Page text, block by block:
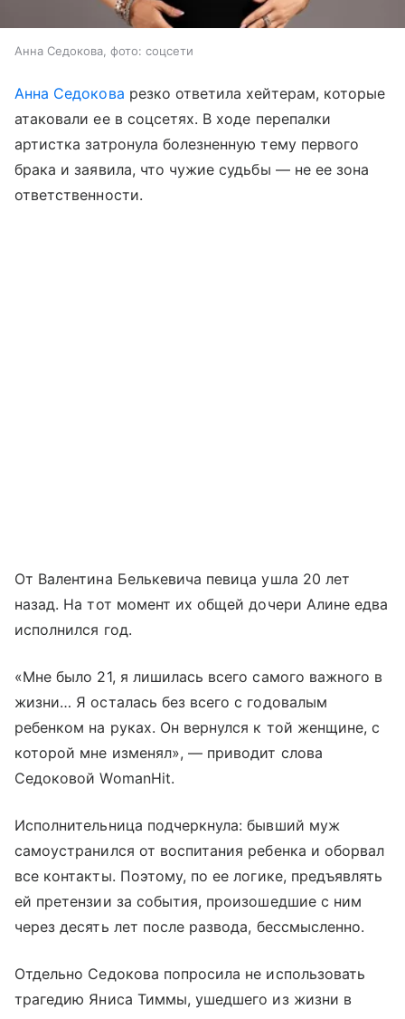
Анна Седокова, фото: соцсети
Анна Седокова резко ответила хейтерам, которые
атаковали ее в соцсетях. В ходе перепалки
артистка затронула болезненную тему первого
брака и заявила, что чужие судьбы — не ее зона
ответственности.
От Валентина Белькевича певица ушла 20 лет
назад. На тот момент их общей дочери Алине едва
исполнился год.
«Мне было 21, я лишилась всего самого важного в
жизни… Я осталась без всего с годовалым
ребенком на руках. Он вернулся к той женщине, с
которой мне изменял», — приводит слова
Седоковой WomanHit.
Исполнительница подчеркнула: бывший муж
самоустранился от воспитания ребенка и оборвал
все контакты. Поэтому, по ее логике, предъявлять
ей претензии за события, произошедшие с ним
через десять лет после развода, бессмысленно.
Отдельно Седокова попросила не использовать
трагедию Яниса Тиммы, ушедшего из жизни в